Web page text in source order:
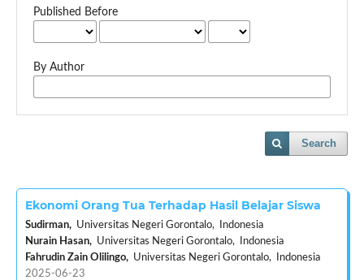
Published Before
By Author
Search
Ekonomi Orang Tua Terhadap Hasil Belajar Siswa
Sudirman,Universitas Negeri Gorontalo, Indonesia
Nurain Hasan,Universitas Negeri Gorontalo, Indonesia
Fahrudin Zain Olilingo,Universitas Negeri Gorontalo, Indonesia
2025-06-23